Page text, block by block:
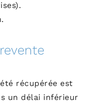
récupérée est
un délai inférieur